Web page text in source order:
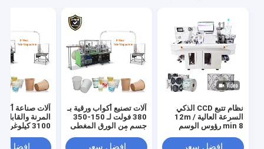
نظام تتبع CCD الذكي
السرعة العالية 12m /
min 8 رؤوس الوسم
الوظائف ملصق الوسم
آلات تصنيع أكواب ورقية بـ
380 فولت لـ 150-350
جسم من الورق المغطى
آلات صناعة
المرنة
3100